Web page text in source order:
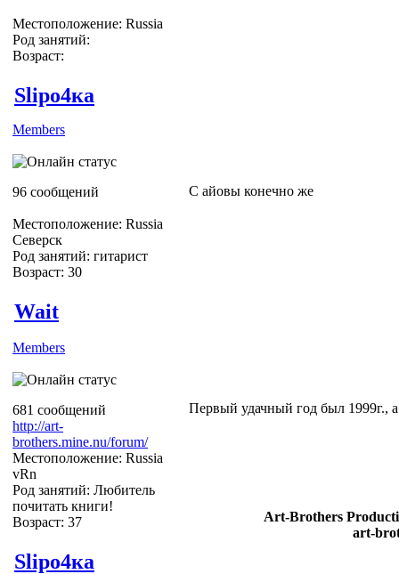
Местоположение: Russia
Род занятий:
Возраст:
Slipо4ка
Members
96 сообщений
Местоположение: Russia
Северск
Род занятий: гитарист
Возраст: 30
С айовы конечно же
Wait
Members
681 сообщений
http://art-
brothers.mine.nu/forum/
Местоположение: Russia
vRn
Род занятий: Любитель
почитать книги!
Возраст: 37
Первый удачный год был 1999г.,
Art-Brothers
art-
Slipо4ка